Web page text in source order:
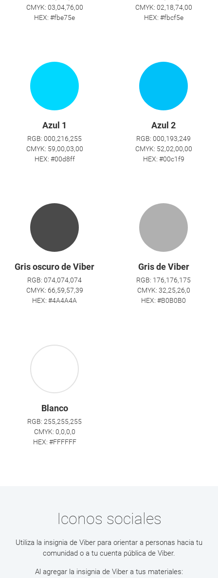
CMYK: 03,04,76,00
HEX: #fbe75e
CMYK: 02,18,74,00
HEX: #fbcf5e
Azul 1
RGB: 000,216,255
CMYK: 59,00,03,00
HEX: #00d8ff
Azul 2
RGB: 000,193,249
CMYK: 52,02,00,00
HEX: #00c1f9
Gris oscuro de Viber
RGB: 074,074,074
CMYK: 66,59,57,39
HEX: #4A4A4A
Gris de Viber
RGB: 176,176,175
CMYK: 32,25,26,0
HEX: #B0B0B0
Blanco
RGB: 255,255,255
CMYK: 0,0,0,0
HEX: #FFFFFF
Iconos sociales
Utiliza la insignia de Viber para orientar a personas hacia tu
comunidad o a tu cuenta pública de Viber.
Al agregar la insignia de Viber a tus materiales: